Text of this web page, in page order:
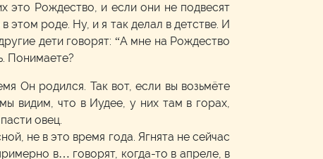
это Рождество, и если они не подвесят
этом роде. Ну, и я так делал в детстве. И
дети говорят: “А мне на Рождество
Понимаете?
Он родился. Так вот, если вы возьмёте
видим, что в Иудее, у них там в горах,
овец.
не в это время года. Ягнята не сейчас
в… говорят, когда-то в апреле, в